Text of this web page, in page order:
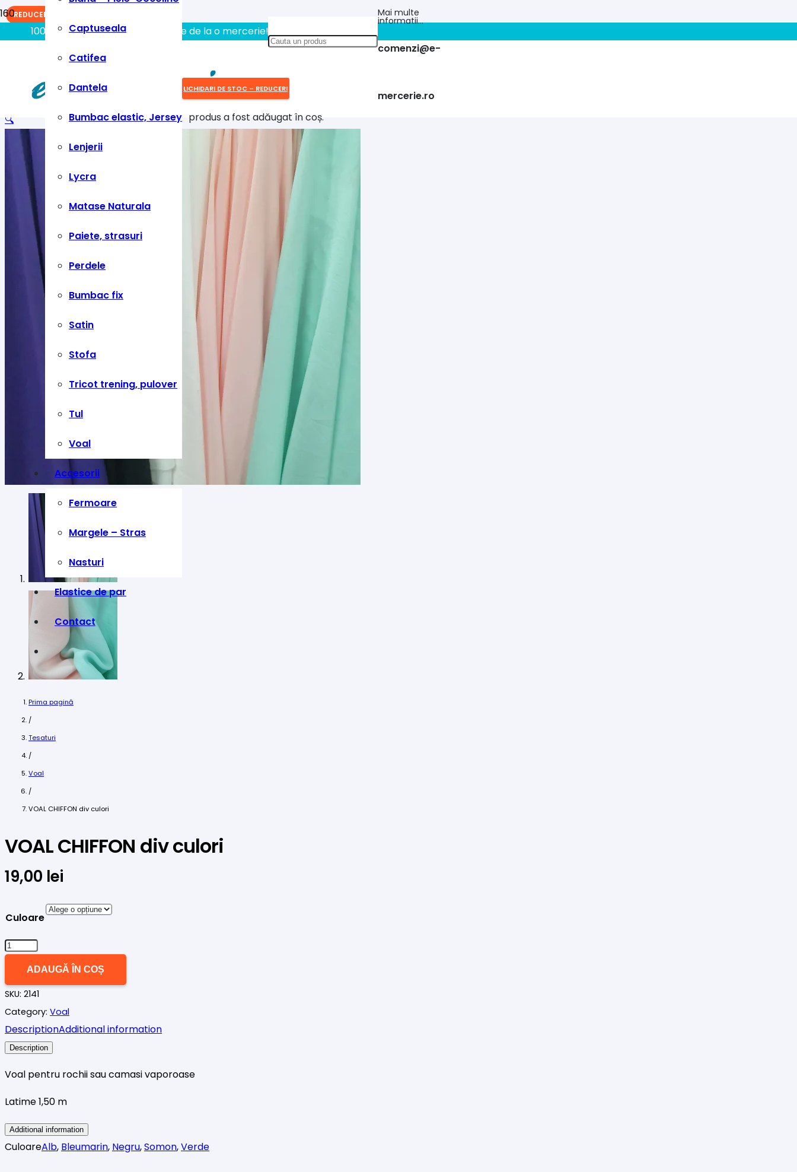
100% aici gasiti tot ce aveti nevoie de la o mercerie!!
Mai multe
informatii…
comenzi@e-
mercerie.ro
Captuseala
Catifea
Dantela
Bumbac elastic, Jersey
Lenjerii
Lycra
Matase Naturala
Paiete, strasuri
Perdele
Bumbac fix
Satin
Stofa
Tricot trening, pulover
Tul
Voal
Accesorii
Fermoare
Margele – Stras
Nasturi
Elastice de par
Contact
LICHIDARI DE STOC – REDUCERI
produsa fost adăugat în coș.
🔍
Prima pagină
/
Tesaturi
/
Voal
/
VOAL CHIFFON div culori
VOAL CHIFFON div culori
19,00 lei
Culoare
Cantitate
CHIFFON
div
culori
ADAUGĂ ÎN COȘ
SKU: 2141
Category: Voal
DescriptionAdditional information
Description
Voal pentru rochii sau camasi vaporoase
Latime 1,50 m
Additional information
CuloareAlb, Bleumarin, Negru,Somon,Verde
REDUCERI!